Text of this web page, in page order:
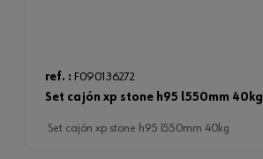
ref. : F090136272
set cajón xp stone h95 l550mm 40kg
set cajón xp stone h95 l550mm 40kg